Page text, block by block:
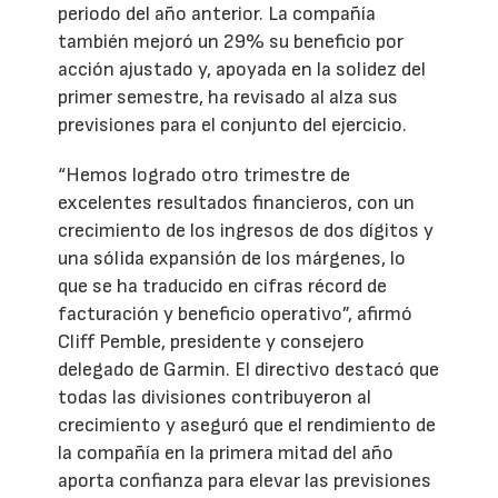
periodo del año anterior. La compañía
también mejoró un 29% su beneficio por
acción ajustado y, apoyada en la solidez del
primer semestre, ha revisado al alza sus
previsiones para el conjunto del ejercicio.
“Hemos logrado otro trimestre de
excelentes resultados financieros, con un
crecimiento de los ingresos de dos dígitos y
una sólida expansión de los márgenes, lo
que se ha traducido en cifras récord de
facturación y beneficio operativo”, afirmó
Cliff Pemble, presidente y consejero
delegado de Garmin. El directivo destacó que
todas las divisiones contribuyeron al
crecimiento y aseguró que el rendimiento de
la compañía en la primera mitad del año
aporta confianza para elevar las previsiones